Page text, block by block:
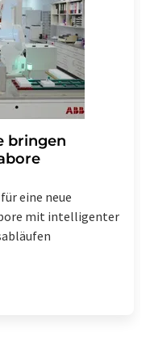
bringen
eine neue
mit intelligenter